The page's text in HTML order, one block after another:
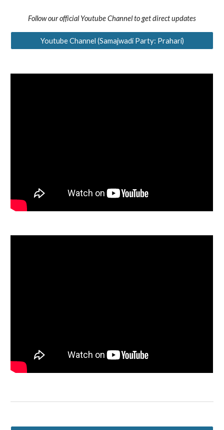
Follow our official Youtube Channel to get direct updates
Youtube Channel (Samajwadi Party: Prahari)